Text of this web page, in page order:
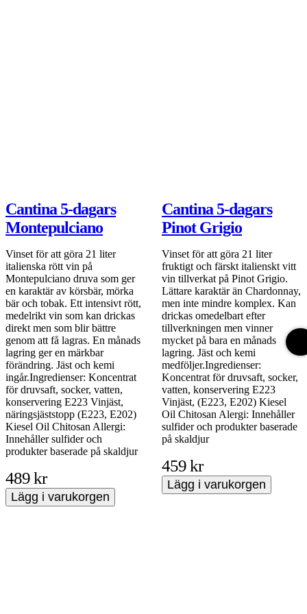
Cantina 5-dagars
Montepulciano
Vinset för att göra 21 liter
italienska rött vin på
Montepulciano druva som ger
en karaktär av körsbär, mörka
bär och tobak. Ett intensivt rött,
medelrikt vin som kan drickas
direkt men som blir bättre
genom att få lagras. En månads
lagring ger en märkbar
förändring. Jäst och kemi
ingår.Ingredienser: Koncentrat
för druvsaft, socker, vatten,
konservering E223 Vinjäst,
näringsjäststopp (E223, E202)
Kiesel Oil Chitosan Allergi:
Innehåller sulfider och
produkter baserade på skaldjur
489 kr
Lägg i varukorgen
Cantina 5-dagars
Pinot Grigio
Vinset för att göra 21 liter
fruktigt och färskt italienskt vitt
vin tillverkat på Pinot Grigio.
Lättare karaktär än Chardonnay,
men inte mindre komplex. Kan
drickas omedelbart efter
tillverkningen men vinner
mycket på bara en månads
lagring. Jäst och kemi
medföljer.Ingredienser:
Koncentrat för druvsaft, socker,
vatten, konservering E223
Vinjäst, (E223, E202) Kiesel
Oil Chitosan Alergi: Innehåller
sulfider och produkter baserade
på skaldjur
459 kr
Lägg i varukorgen